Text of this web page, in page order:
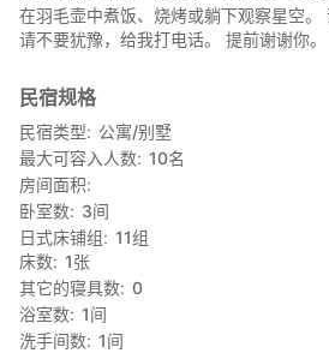
在羽毛壶中煮饭、烧烤或躺下观察星空。
请不要犹豫，给我打电话。 提前谢谢你。
民宿规格
民宿类型
公寓/别墅
最大可容入人数 10名
房间面积
卧室数
3间
日式床铺组
11组
床数 1张
其它的寝具数 0
浴室数 1间
洗手间数 1间